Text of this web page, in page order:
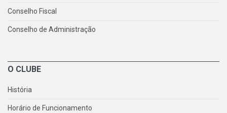
Conselho Fiscal
Conselho de Administração
O CLUBE
História
Horário de Funcionamento